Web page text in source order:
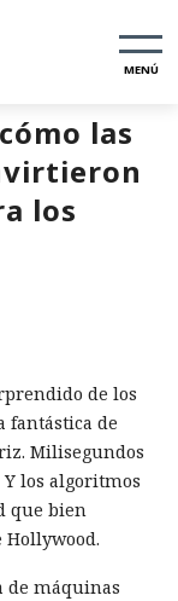
MENÚ
las
los
de los
fantástica de
Milisegundos
los algoritmos
que bien
de máquinas